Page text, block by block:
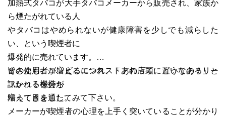
加熱式タバコが大手タバコメーカーから販売され、家族か
ら煙たがれている人
やタバコはやめられないが健康障害を少しでも減らした
い、という喫煙者に
爆発的に売れています。
その使用者が増えるにつれ、「あれって、どうなの？」と
訊かれる機会が
増えてきました。
皆さんも、コンビニエンスストアの店頭に置いてあるリー
フレットを持ち
帰って目を通してみて下さい。
メーカーが喫煙者の心理を上手く突いていることが分かり